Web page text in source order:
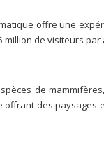
offre une
million de visiteurs par
de
des paysages